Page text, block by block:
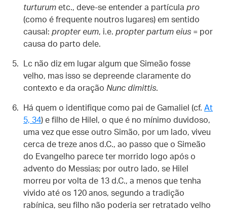
turturum etc., deve-se entender a partícula pro
(como é frequente noutros lugares) em sentido
causal: propter eum, i.e. propter partum eius = por
causa do parto dele.
Lc não diz em lugar algum que Simeão fosse
velho, mas isso se depreende claramente do
contexto e da oração Nunc dimittis.
Há quem o identifique como pai de Gamaliel (cf. At
5, 34) e filho de Hilel, o que é no mínimo duvidoso,
uma vez que esse outro Simão, por um lado, viveu
cerca de treze anos d.C., ao passo que o Simeão
do Evangelho parece ter morrido logo após o
advento do Messias; por outro lado, se Hilel
morreu por volta de 13 d.C., a menos que tenha
vivido até os 120 anos, segundo a tradição
rabínica, seu filho não poderia ser retratado velho